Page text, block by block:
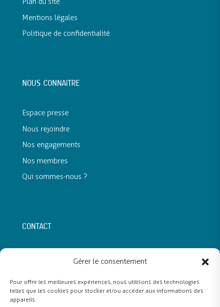
Gérer le consentement
Pour offrir les meilleures expériences, nous utilisons des technologies
telles que les cookies pour stocker et/ou accéder aux informations des
appareils.
Mentions légales
Politique de confidentialité
NOUS CONNAITRE
Espace presse
Nous rejoindre
Nos engagements
Nos membres
Qui sommes-nous ?
CONTACT
Délégué Général
140 bis Rue de Rennes
75006 Paris